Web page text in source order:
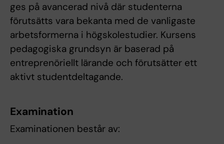
ges på avancerad nivå där studenterna
förutsätts vara bekanta med de vanligaste
arbetsformerna i högskolestudier. Kursens
pedagogiska grundsyn är baserad på
entreprenöriellt lärande och förutsätter ett
aktivt studentdeltagande.
Examination
Examinationen består av: